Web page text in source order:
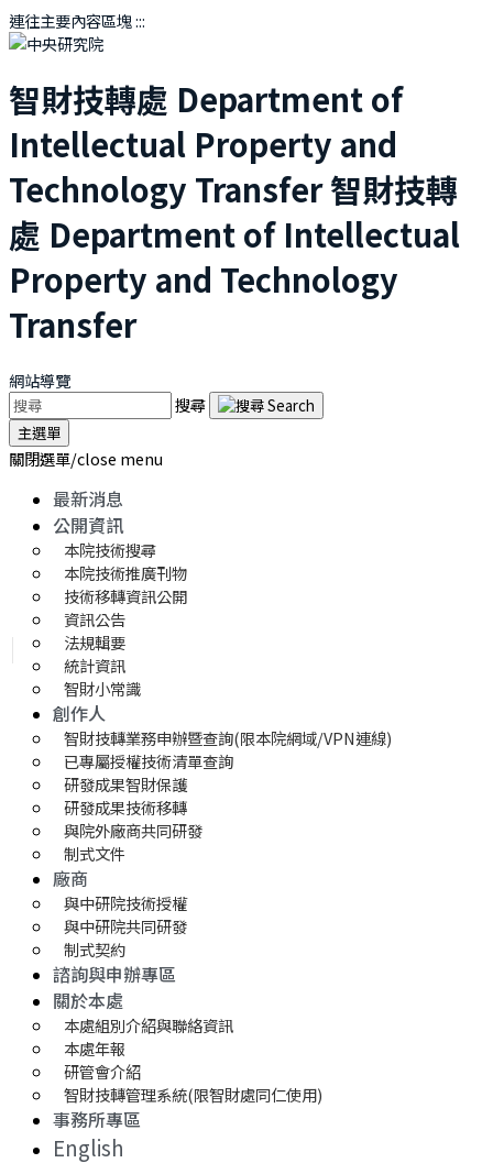
連往主要內容區塊:::
智財技轉處 Department of
Intellectual Property and
Technology Transfer智財技轉
處 Department of Intellectual
Property and Technology
Transfer
網站導覽
搜尋
主選單
關閉選單/close menu
最新消息
公開資訊
本院技術搜尋
本院技術推廣刊物
技術移轉資訊公開
資訊公告
法規輯要
統計資訊
智財小常識
創作人
智財技轉業務申辦暨查詢(限本院網域/VPN連線)
已專屬授權技術清單查詢
研發成果智財保護
研發成果技術移轉
與院外廠商共同研發
制式文件
廠商
與中研院技術授權
與中研院共同研發
制式契約
諮詢與申辦專區
關於本處
本處組別介紹與聯絡資訊
本處年報
研管會介紹
智財技轉管理系統(限智財處同仁使用)
事務所專區
English